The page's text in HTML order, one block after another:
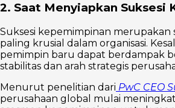
2. Saat Menyiapkan Suksesi
Suksesi kepemimpinan merupakan
paling krusial dalam organisasi.
pemimpin baru dapat berdampak
stabilitas dan arah strategis
Menurut penelitian dari PwC CEO
perusahaan global mulai